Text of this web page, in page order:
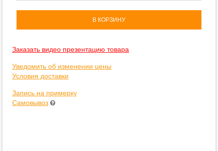
В КОРЗИНУ
Заказать видео презентацию товара
Уведомить об изменении цены
Условия доставки
Запись на примерку
Самовывоз